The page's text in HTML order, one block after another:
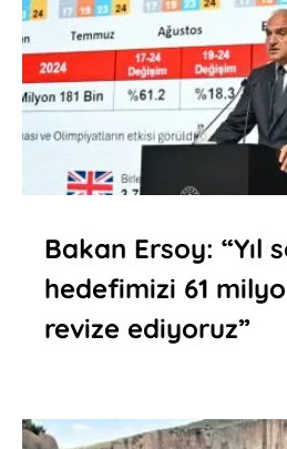
Bakan Ersoy: “Yıl
hedefimizi 61
revize ediyoruz”